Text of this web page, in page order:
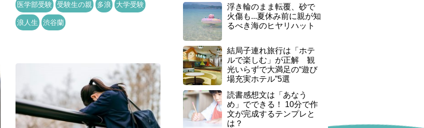
医学部受験 受験生の親 多浪 大学受験
浪人生 渋谷蘭
浮き輪のまま転覆、砂で
火傷も...夏休み前に親が知
るべき海のヒヤリハット
結局子連れ旅行は「ホテ
ルで楽しむ」が正解 観
光いらずで大満足の“遊び
場充実ホテル”5選
読書感想文は「あなう
め」でできる！ 10分で作
文が完成するテンプレと
は？